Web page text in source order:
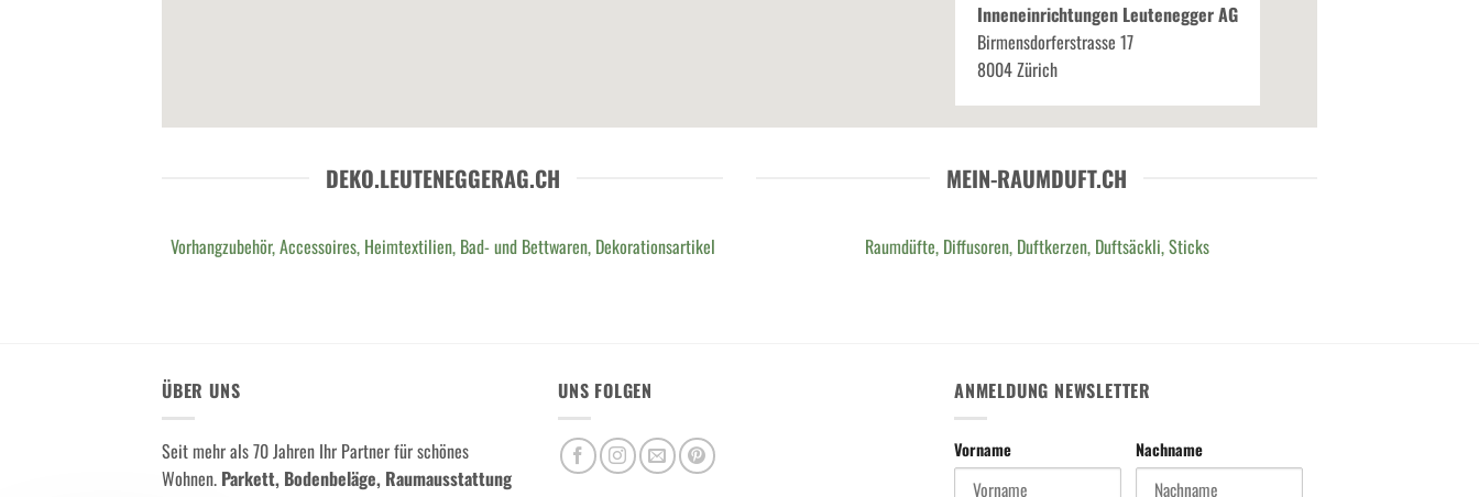
Inneneinrichtungen Leutenegger AG
Birmensdorferstrasse 17
8004 Zürich
DEKO.LEUTENEGGERAG.CH
Vorhangzubehör, Accessoires, Heimtextilien, Bad- und Bettwaren, Dekorationsartikel
MEIN-RAUMDUFT.CH
Raumdüfte, Diffusoren, Duftkerzen, Duftsäckli, Sticks
ÜBER UNS
Seit mehr als 70 Jahren Ihr Partner für schönes
Wohnen. Parkett, Bodenbeläge, Raumausstattung
UNS FOLGEN ANMELDUNG NEWSLETTER
Vorname Nachname